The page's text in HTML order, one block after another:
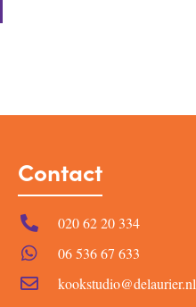
Contact
020 62 20 334
06 536 67 633
kookstudio@delaurier.nl